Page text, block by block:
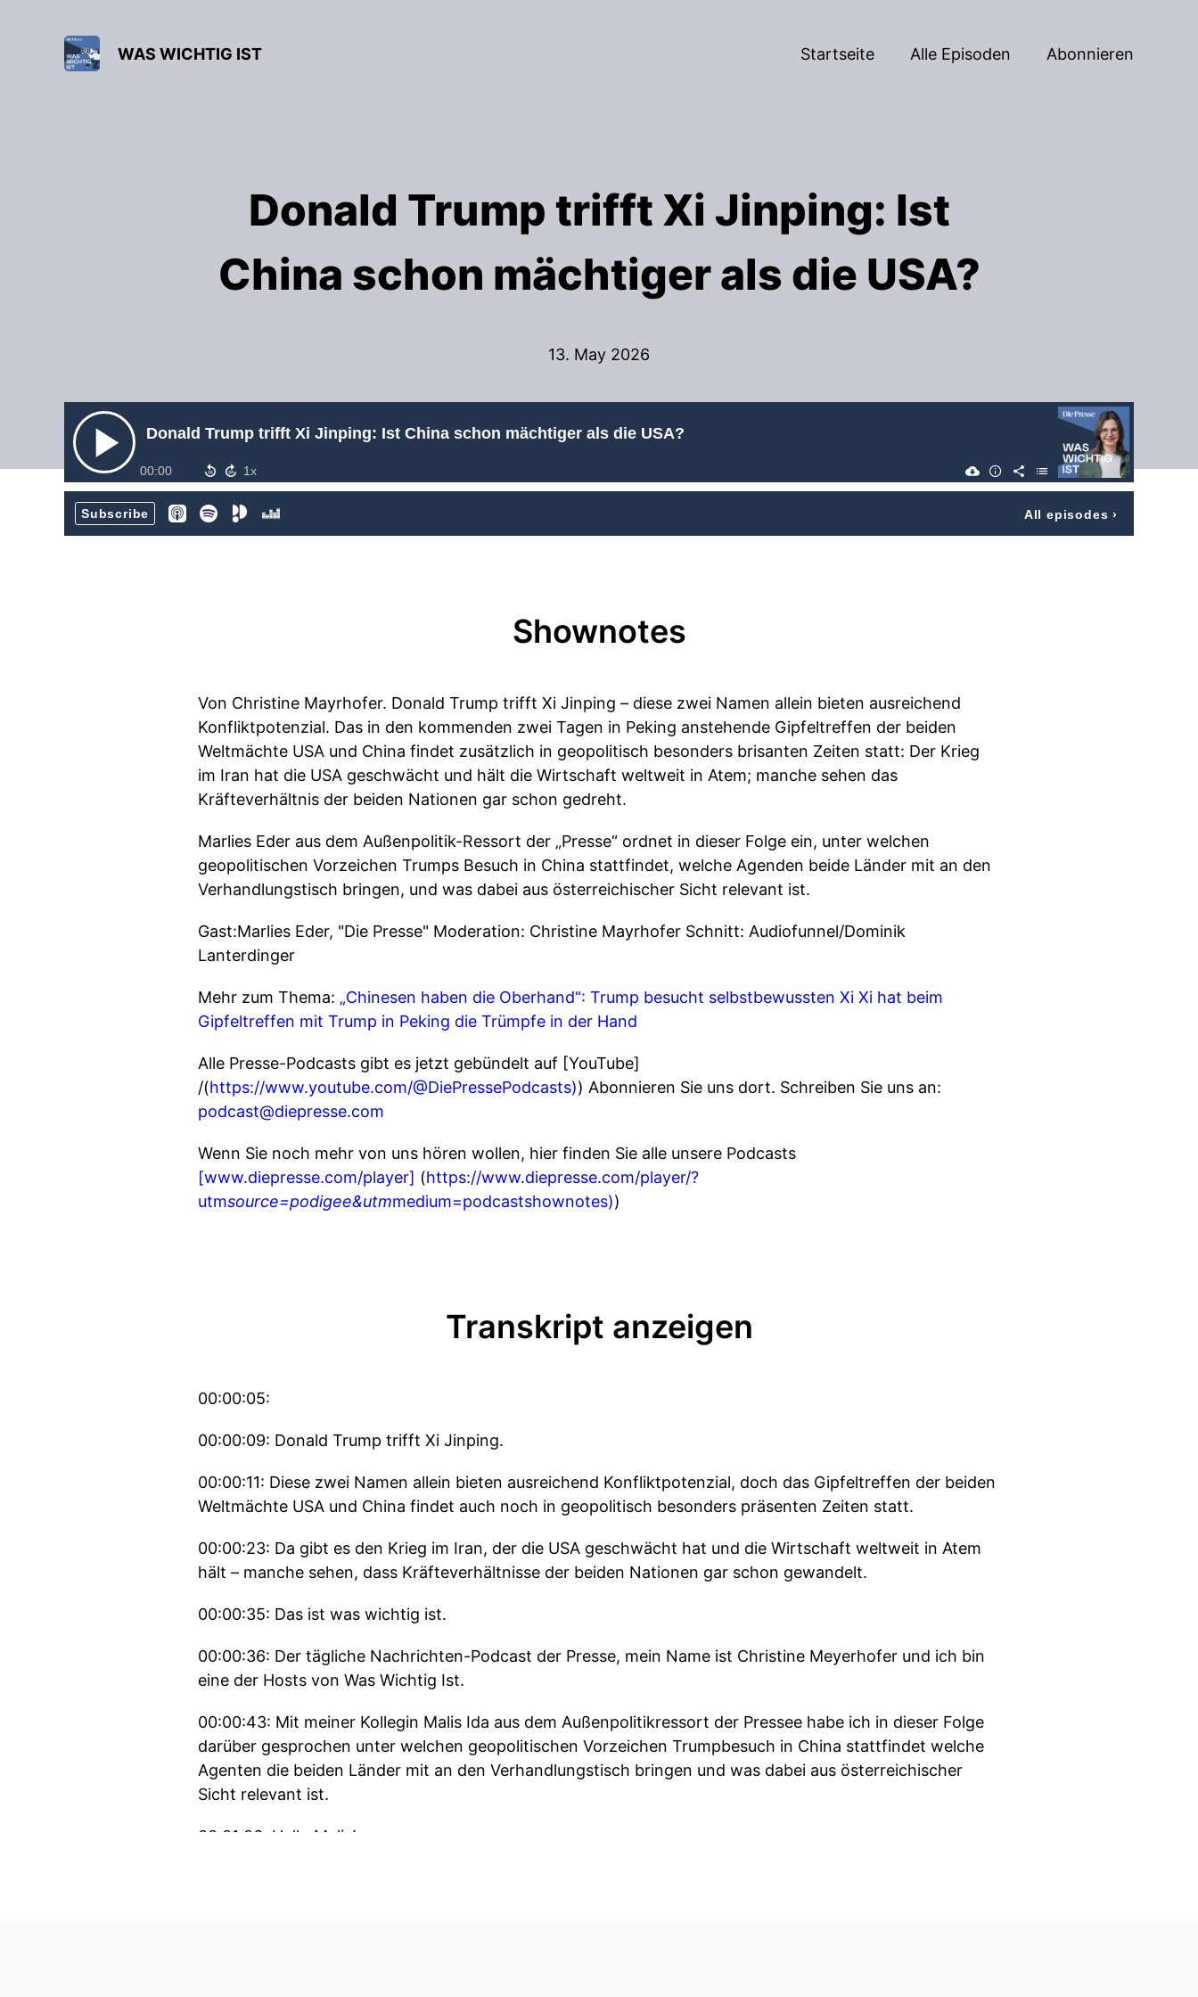
WAS WICHTIG IST Startseite Alle Episoden Abonnieren
Donald Trump trifft Xi Jinping: Ist
China schon mächtiger als die USA?
13. May 2026
Donald Trump trifft Xi Jinping: Ist China schon mächtiger als die USA?
00:00
Subscribe All episodes ›
Shownotes
Von Christine Mayrhofer. Donald Trump trifft Xi Jinping – diese zwei Namen allein bieten ausreichend
Konfliktpotenzial. Das in den kommenden zwei Tagen in Peking anstehende Gipfeltreffen der beiden
Weltmächte USA und China findet zusätzlich in geopolitisch besonders brisanten Zeiten statt: Der Krieg
im Iran hat die USA geschwächt und hält die Wirtschaft weltweit in Atem; manche sehen das
Kräfteverhältnis der beiden Nationen gar schon gedreht.
Marlies Eder aus dem Außenpolitik-Ressort der „Presse“ ordnet in dieser Folge ein, unter welchen
geopolitischen Vorzeichen Trumps Besuch in China stattfindet, welche Agenden beide Länder mit an den
Verhandlungstisch bringen, und was dabei aus österreichischer Sicht relevant ist.
Gast:Marlies Eder, "Die Presse" Moderation: Christine Mayrhofer Schnitt: Audiofunnel/Dominik
Lanterdinger
Mehr zum Thema: „Chinesen haben die Oberhand“: Trump besucht selbstbewussten Xi Xi hat beim
Gipfeltreffen mit Trump in Peking die Trümpfe in der Hand
Alle Presse-Podcasts gibt es jetzt gebündelt auf [YouTube]
/(https://www.youtube.com/@DiePressePodcasts)) Abonnieren Sie uns dort. Schreiben Sie uns an:
podcast@diepresse.com
Wenn Sie noch mehr von uns hören wollen, hier finden Sie alle unsere Podcasts
[www.diepresse.com/player] (https://www.diepresse.com/player/?
utmsource=podigee&utmmedium=podcastshownotes))
Transkript anzeigen
00:00:05:
00:00:09: Donald Trump trifft Xi Jinping.
00:00:11: Diese zwei Namen allein bieten ausreichend Konfliktpotenzial, doch das Gipfeltreffen der beiden
Weltmächte USA und China findet auch noch in geopolitisch besonders präsenten Zeiten statt.
00:00:23: Da gibt es den Krieg im Iran, der die USA geschwächt hat und die Wirtschaft weltweit in Atem
hält – manche sehen, dass Kräfteverhältnisse der beiden Nationen gar schon gewandelt.
00:00:35: Das ist was wichtig ist.
00:00:36: Der tägliche Nachrichten-Podcast der Presse, mein Name ist Christine Meyerhofer und ich bin
eine der Hosts von Was Wichtig Ist.
00:00:43: Mit meiner Kollegin Malis Ida aus dem Außenpolitikressort der Pressee habe ich in dieser Folge
darüber gesprochen unter welchen geopolitischen Vorzeichen Trumpbesuch in China stattfindet welche
Agenten die beiden Länder mit an den Verhandlungstisch bringen und was dabei aus österreichischer
Sicht relevant ist.
00:01:06: Hallo Malis!